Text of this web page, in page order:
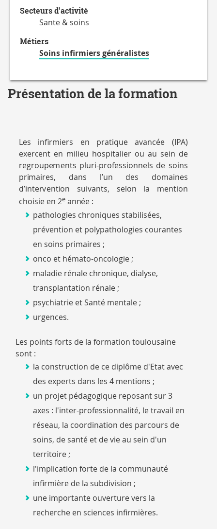
Secteurs d'activité
Sante & soins
Métiers
Soins infirmiers généralistes
Présentation de la formation
Les infirmiers en pratique avancée (IPA)
exercent en milieu hospitalier ou au sein de
regroupements pluri-professionnels de soins
primaires, dans l’un des domaines
d’intervention suivants, selon la mention
choisie en 2eannée :
pathologies chroniques stabilisées,
prévention et polypathologies courantes
en soins primaires ;
onco et hémato-oncologie ;
maladie rénale chronique, dialyse,
transplantation rénale ;
psychiatrie et Santé mentale ;
urgences.
Les points forts de la formation toulousaine
sont :
la construction de ce diplôme d'Etat avec
des experts dans les 4 mentions ;
un projet pédagogique reposant sur 3
axes : l'inter-professionnalité, le travail en
réseau, la coordination des parcours de
soins, de santé et de vie au sein d'un
territoire ;
l'implication forte de la communauté
infirmière de la subdivision ;
une importante ouverture vers la
recherche en sciences infirmières.